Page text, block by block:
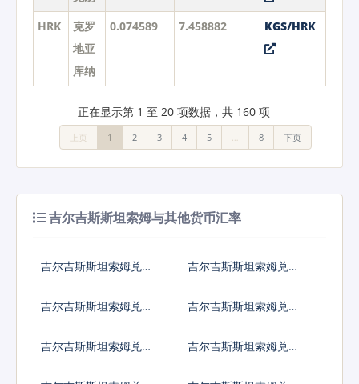
HRK
克罗
地亚
库纳
0.074589 7.458882 KGS/HRK
正在显示第 1 至 20 项数据，共 160 项
上页 1 2 3 4 5 … 8 下页
吉尔吉斯斯坦索姆与其他货币汇率
吉尔吉斯斯坦索姆兑人
吉尔吉斯斯坦索姆兑美
吉尔吉斯斯坦索姆兑日
吉尔吉斯斯坦索姆兑欧
吉尔吉斯斯坦索姆兑英
吉尔吉斯斯坦索姆兑港